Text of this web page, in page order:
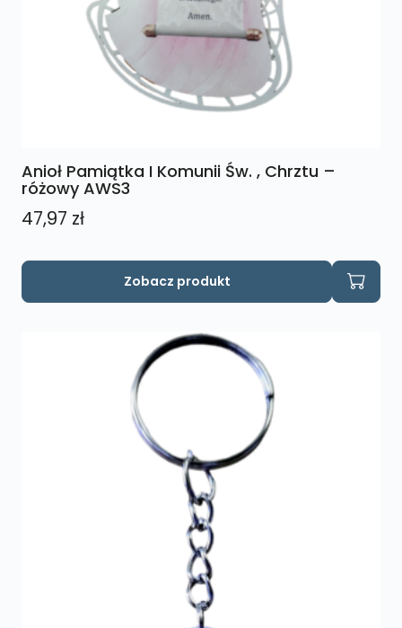
Anioł Pamiątka I Komunii Św. , Chrztu –
różowy AWS3
47,97 zł
Zobacz produkt